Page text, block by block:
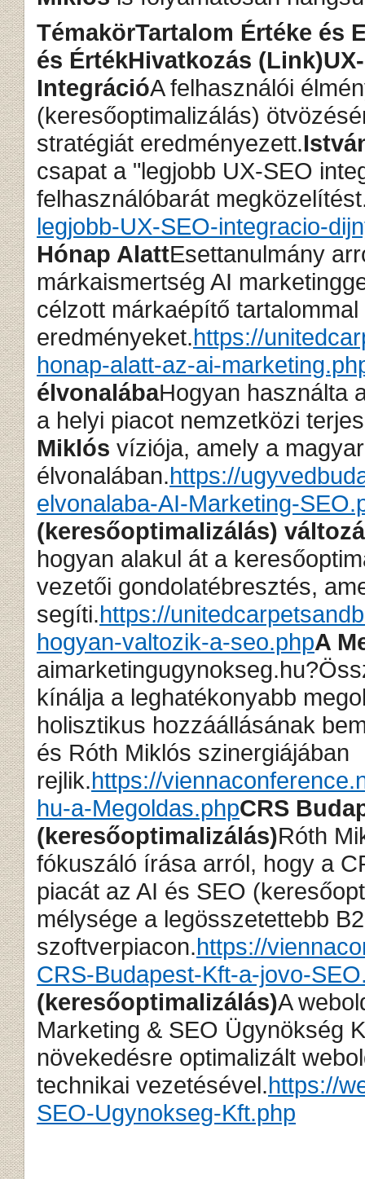
TémakörTartalom Értéke és
és ÉrtékHivatkozás (Link)
IntegrációA felhasználói
(keresőoptimalizálás)
stratégiát eredményezett.
csapat a "legjobb UX-SEO
felhasználóbarát
legjobb-UX-SEO-integracio-
Hónap AlattEsettanulmány
márkaismertség AI
célzott márkaépítő
eredményeket.https://
honap-alatt-az-ai-
élvonalábaHogyan használta
a helyi piacot nemzetközi
Miklós víziója, amely a
élvonalában.https://
elvonalaba-AI-Marketing-
(keresőoptimalizálás)
hogyan alakul át a
vezetői gondolatébresztés,
segíti.https://
hogyan-valtozik-a-seo.phpA
kínálja a leghatékonyabb
holisztikus hozzáállásának
és Róth Miklós szinergiájában
rejlik.https://
hu-a-Megoldas.phpCRS
(keresőoptimalizálás)Róth
fókuszáló írása arról, hogy a
piacát az AI és SEO
mélysége a legösszetettebb
szoftverpiacon.https://
CRS-Budapest-Kft-a-jovo-
(keresőoptimalizálás)A
Marketing & SEO Ügynökség
növekedésre optimalizált
technikai vezetésével.https://
SEO-Ugynokseg-Kft.php